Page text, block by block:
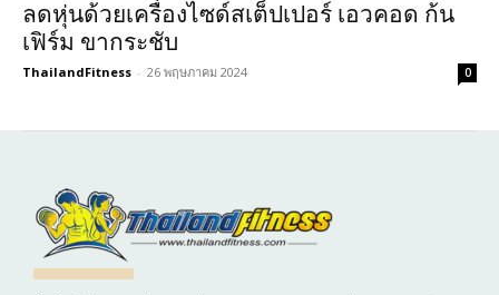
ลดหุ่นด้วยเครื่องไซด์สเต็ปเปอร์ เอวคอด ก้น
เฟิร์ม ขากระชับ
ThailandFitness - 26 พฤษภาคม 2024 0